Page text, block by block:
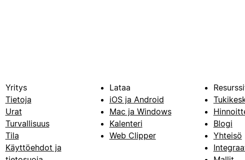
Yritys
Tietoja
Urat
Turvallisuus
Tila
Käyttöehdot ja
Lataa
iOS ja Android
Mac ja Windows
Kalenteri
Web Clipper
Blogi
Yhteisö